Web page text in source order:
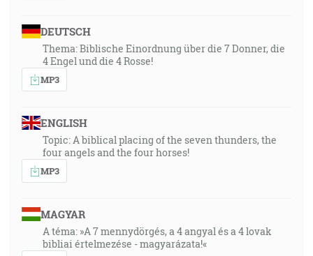
DEUTSCH
Thema: Biblische Einordnung über die 7 Donner, die
4 Engel und die 4 Rosse!
MP3
ENGLISH
Topic: A biblical placing of the seven thunders, the
four angels and the four horses!
MP3
MAGYAR
A téma: »A 7 mennydörgés, a 4 angyal és a 4 lovak
bibliai értelmezése - magyarázata!«